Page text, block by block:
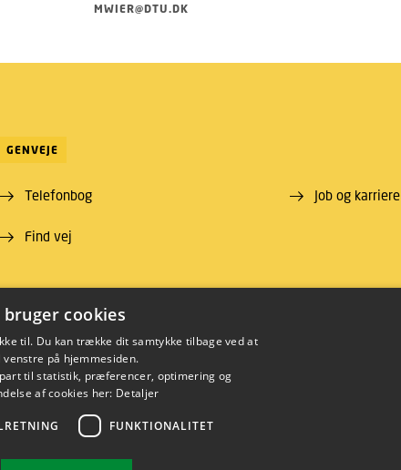
MWIER@DTU.DK
GENVEJE
Telefonbog
Find vej
Job og karriere
cookies
til. Du kan trække dit samtykke tilbage ved at
på hjemmesiden.
til statistik, præferencer, optimering og
af cookies her: Detaljer
FUNKTIONALITET